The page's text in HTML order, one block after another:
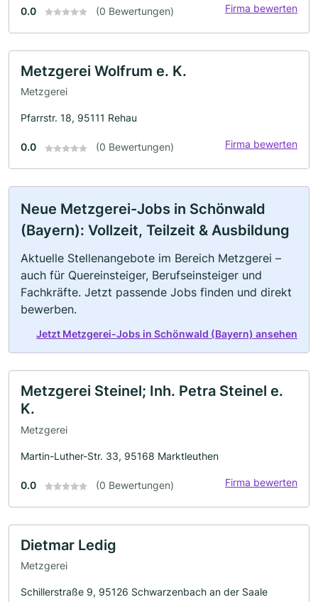
0.0 (0 Bewertungen) Firma bewerten
Metzgerei Wolfrum e. K.
Metzgerei
Pfarrstr. 18, 95111 Rehau
0.0 (0 Bewertungen) Firma bewerten
Neue Metzgerei-Jobs in Schönwald
(Bayern): Vollzeit, Teilzeit & Ausbildung
Aktuelle Stellenangebote im Bereich Metzgerei –
auch für Quereinsteiger, Berufseinsteiger und
Fachkräfte. Jetzt passende Jobs finden und direkt
bewerben.
Jetzt Metzgerei-Jobs in Schönwald (Bayern) ansehen
Metzgerei Steinel; Inh. Petra Steinel e.
K.
Metzgerei
Martin-Luther-Str. 33, 95168 Marktleuthen
0.0 (0 Bewertungen) Firma bewerten
Dietmar Ledig
Metzgerei
Schillerstraße 9, 95126 Schwarzenbach an der Saale